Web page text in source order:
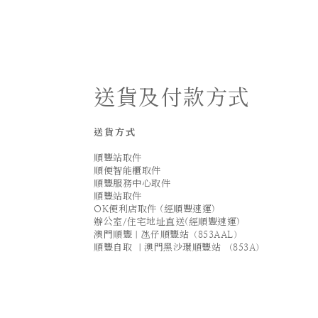
送貨及付款方式
送貨方式
順豐站取件
順便智能櫃取件
順豐服務中心取件
順豐站取件
OK便利店取件 (經順豐速運)
辦公室/住宅地址直送(經順豐速運)
澳門順豐｜氹仔順豐站（853AAL）
順豐自取 ｜澳門黑沙環順豐站 （853A）